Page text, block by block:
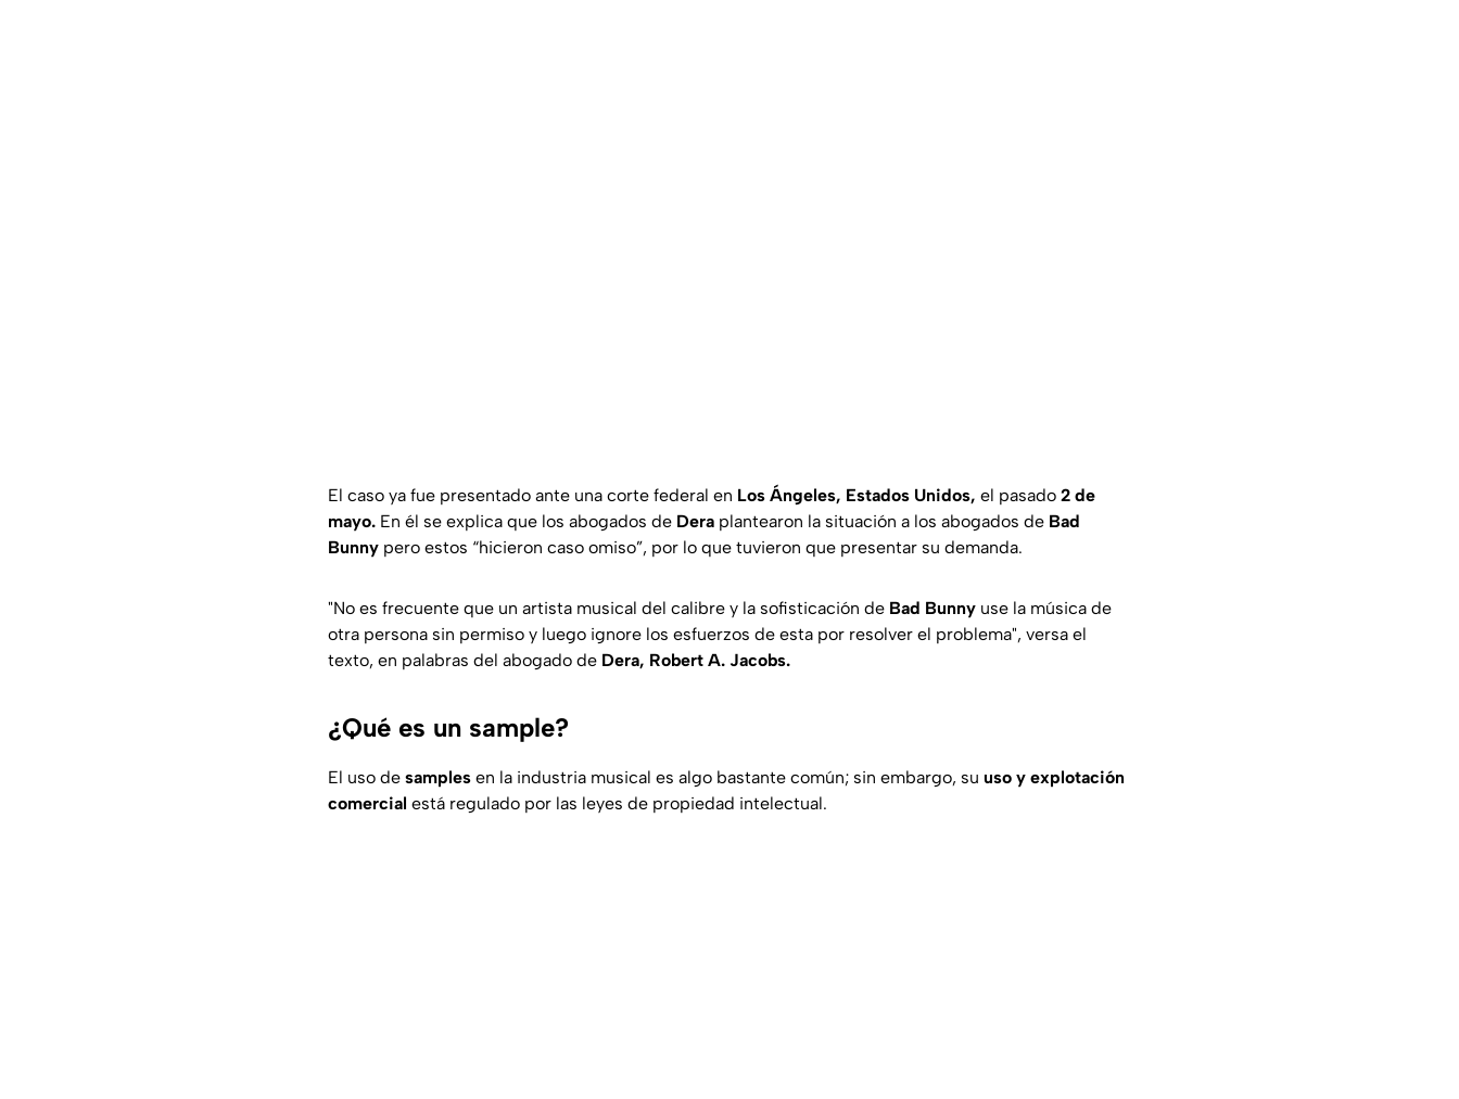
El caso ya fue presentado ante una corte federal en Los Ángeles, Estados Unidos, el pasado 2 de
mayo. En él se explica que los abogados de Dera plantearon la situación a los abogados de Bad
Bunny pero estos “hicieron caso omiso”, por lo que tuvieron que presentar su demanda.
"No es frecuente que un artista musical del calibre y la sofisticación de Bad Bunny use la música de
otra persona sin permiso y luego ignore los esfuerzos de esta por resolver el problema", versa el
texto, en palabras del abogado de Dera, Robert A. Jacobs.
¿Qué es un sample?
El uso de samples en la industria musical es algo bastante común; sin embargo, su uso y explotación
comercial está regulado por las leyes de propiedad intelectual.